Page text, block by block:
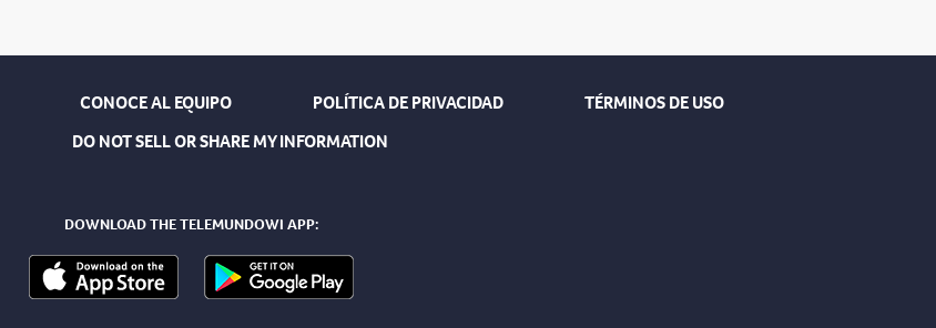
CONOCE AL EQUIPO POLÍTICA DE PRIVACIDAD
TÉRMINOS DE USO
DO NOT SELL OR SHARE MY INFORMATION
DOWNLOAD THE TELEMUNDOWI APP: